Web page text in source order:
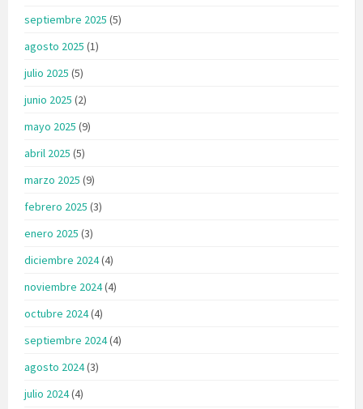
septiembre 2025 (5)
agosto 2025 (1)
julio 2025 (5)
junio 2025 (2)
mayo 2025 (9)
abril 2025 (5)
marzo 2025 (9)
febrero 2025 (3)
enero 2025 (3)
diciembre 2024(4)
noviembre 2024(4)
octubre 2024(4)
septiembre 2024(4)
agosto 2024(3)
julio 2024(4)